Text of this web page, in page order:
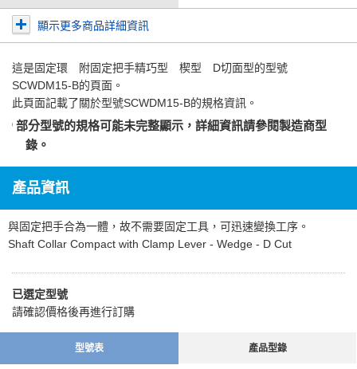
顯示更多商品詳細資訊
這是固定環 附固定把手精巧型 楔型 D切面型的型號
SCWDM15-B的頁面。
此頁面記載了關於型號SCWDM15-B的規格資訊。
部分型號的規格可能未完整顯示，詳細資訊請參閱製造商型
錄 。
產品資訊
與固定把手合為一體，故不需要固定工具，可迅速變換工序。
Shaft Collar Compact with Clamp Lever - Wedge - D Cut
已選定型號
請確認價格後再進行訂購
型號表 產品型錄